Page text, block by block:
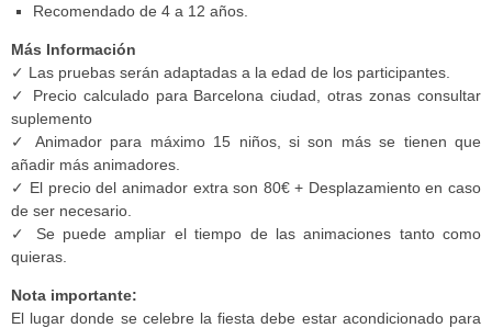
Recomendado de 4 a 12 años.
Más Información
✓ Las pruebas serán adaptadas a la edad de los participantes.
✓ Precio calculado para Barcelona ciudad, otras zonas consultar
suplemento
✓ Animador para máximo 15 niños, si son más se tienen que
añadir más animadores.
✓ El precio del animador extra son 80€ + Desplazamiento en caso
de ser necesario.
✓ Se puede ampliar el tiempo de las animaciones tanto como
quieras.
Nota importante:
El lugar donde se celebre la fiesta debe estar acondicionado para